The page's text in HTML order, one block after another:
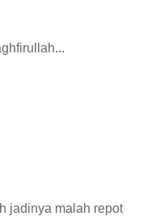
jadinya malah repot